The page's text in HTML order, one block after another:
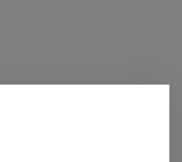
Studium!